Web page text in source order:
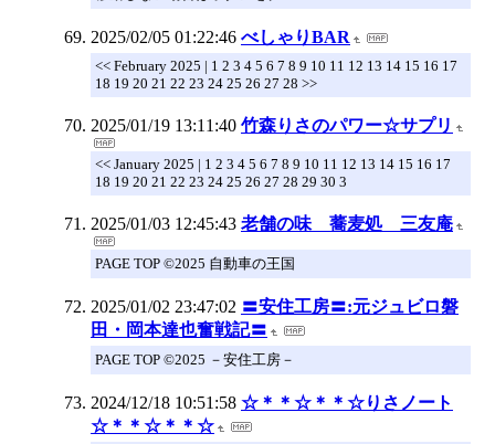
2025/02/05 01:22:46 べしゃりBAR
<< February 2025 | 1 2 3 4 5 6 7 8 9 10 11 12 13 14 15 16 17
18 19 20 21 22 23 24 25 26 27 28 >>
2025/01/19 13:11:40 竹森りさのパワー☆サプリ
<< January 2025 | 1 2 3 4 5 6 7 8 9 10 11 12 13 14 15 16 17
18 19 20 21 22 23 24 25 26 27 28 29 30 3
2025/01/03 12:45:43 老舗の味 蕎麦処 三友庵
PAGE TOP ©2025 自動車の王国
2025/01/02 23:47:02 〓安住工房〓:元ジュビロ磐
田・岡本達也奮戦記〓
PAGE TOP ©2025 －安住工房－
2024/12/18 10:51:58 ☆＊＊☆＊＊☆りさノート
☆＊＊☆＊＊☆